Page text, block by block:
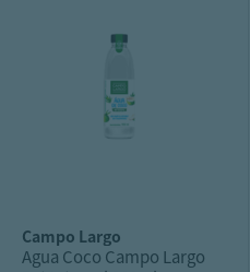
campo largo
Agua Coco Campo Largo